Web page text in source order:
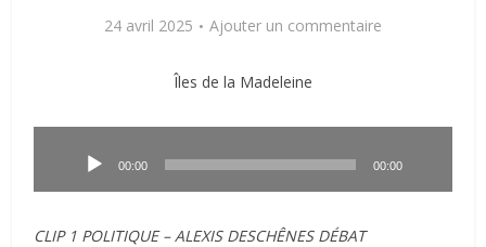
24 avril 2025 Ajouter un commentaire
Îles de la Madeleine
00:00 00:00
CLIP 1 POLITIQUE – ALEXIS DESCHÊNES DÉBAT